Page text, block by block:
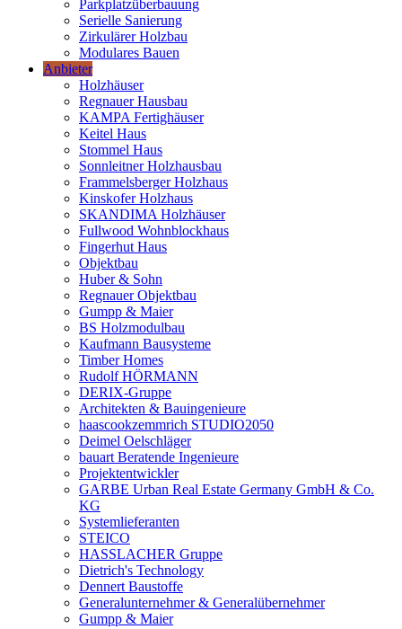
Parkplatzüberbauung
Serielle Sanierung
Zirkulärer Holzbau
Modulares Bauen
Anbieter
Holzhäuser
Regnauer Hausbau
KAMPA Fertighäuser
Keitel Haus
Stommel Haus
Sonnleitner Holzhausbau
Frammelsberger Holzhaus
Kinskofer Holzhaus
SKANDIMA Holzhäuser
Fullwood Wohnblockhaus
Fingerhut Haus
Objektbau
Huber & Sohn
Regnauer Objektbau
Gumpp & Maier
BS Holzmodulbau
Kaufmann Bausysteme
Timber Homes
Rudolf HÖRMANN
DERIX-Gruppe
Architekten & Bauingenieure
haascookzemmrich STUDIO2050
Deimel Oelschläger
bauart Beratende Ingenieure
Projektentwickler
GARBE Urban Real Estate Germany GmbH & Co.
KG
Systemlieferanten
STEICO
HASSLACHER Gruppe
Dietrich's Technology
Dennert Baustoffe
Generalunternehmer & Generalübernehmer
Gumpp & Maier